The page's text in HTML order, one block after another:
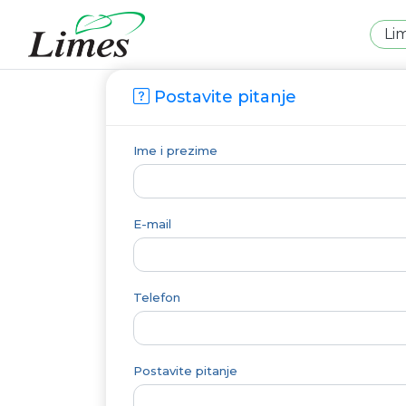
Postavite pitanje
Ime i prezime
E-mail
Telefon
Postavite pitanje